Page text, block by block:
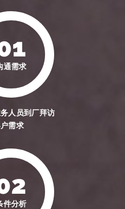
通需求
人员到厂拜访
需求
件分析